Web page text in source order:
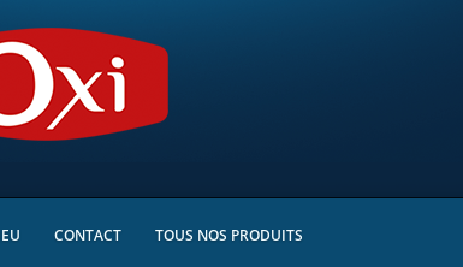
CONTACT TOUS NOS PRODUITS